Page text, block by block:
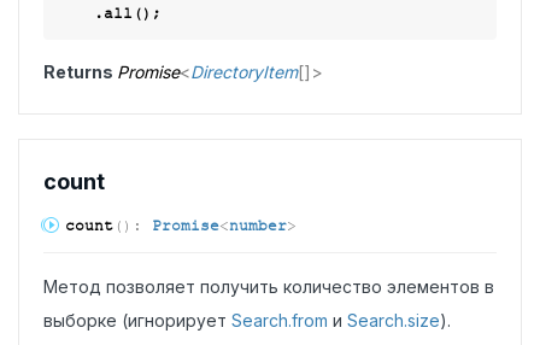
Returns Promise<DirectoryItem[] >
count
count ( ) : Promise<number>
Метод позволяет получить количество элементов в
выборке (игнорирует Search.from и Search.size).